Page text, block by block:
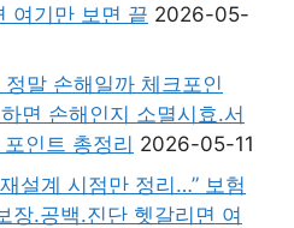
여기만 보면 끝 2026-05-
말 손해일까 체크포인
면 손해인지 소멸시효.서
인트 총정리 2026-05-11
설계 시점만 정리…” 보험
장.공백.진단 헷갈리면 여